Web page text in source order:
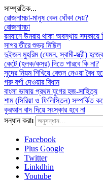
সাম্প্রতিক...
রোজনামচা-মানুষ কেন ধোঁকা দেয়?
রোজনামচা
রমযানে উমরায় থাকা অবস্থায় সদকায়ে
সাগর তীরে শুভ্র মিছিল
দুইজন মুহরিম (যেমন, স্বামী-স্ত্রী)
কেটে (হলক/কসর) দিতে পারবে কি না?
সুদের নিয়ম শিখিয়ে বেতন নেওয়া বৈধ
গরু বর্গা দেওয়ার বিধান
বাংলা ভাষায় প্রথম যুগের হজ-সাহিত্য
শাম (সিরিয়া ও ফিলিস্তিন) সম্পর্কিত
কুরআন বাদ দিয়ে সংস্কার হবে না
সন্ধান করাঃ
Facebook
Plus Google
Twitter
Linkdhin
Youtube